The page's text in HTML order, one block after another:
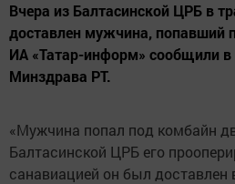
Вчера из Балтасинской ЦРБ в
доставлен мужчина, попавший
ИА «Татар-информ» сообщили в
Минздрава РТ.
«Мужчина попал под комбайн
Балтасинской ЦРБ его
санавиацией он был доставлен